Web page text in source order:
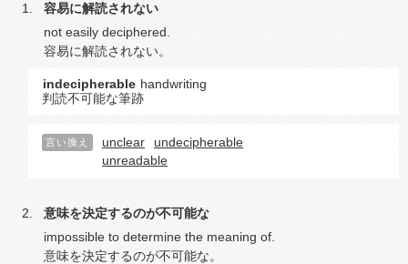
容易に解読されない
not easily deciphered.
容易に解読されない。
indecipherable handwriting
判読不可能な筆跡
言い換え unclear
undecipherable
unreadable
意味を決定するのが不可能な
impossible to determine the meaning of.
意味を決定するのが不可能な。